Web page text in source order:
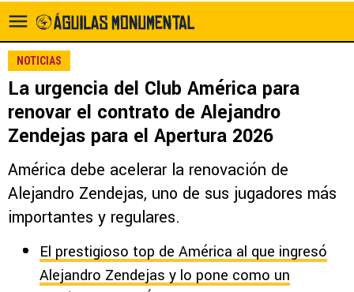
NOTICIAS
La urgencia del Club América para
renovar el contrato de Alejandro
Zendejas para el Apertura 2026
América debe acelerar la renovación de
Alejandro Zendejas, uno de sus jugadores más
importantes y regulares.
El prestigioso top de América al que ingresó
Alejandro Zendejas y lo pone como un